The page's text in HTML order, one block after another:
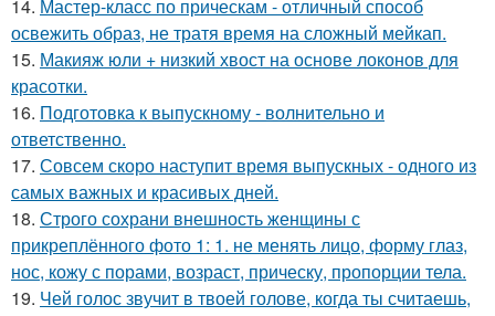
14. Мастер-класс по прическам - отличный способ
освежить образ, не тратя время на сложный мейкап.
15. Макияж юли + низкий хвост на основе локонов для
красотки.
16. Подготовка к выпускному - волнительно и
ответственно.
17. Совсем скоро наступит время выпускных - одного из
самых важных и красивых дней.
18. Строго сохрани внешность женщины с
прикреплённого фото 1: 1. не менять лицо, форму глаз,
нос, кожу с порами, возраст, прическу, пропорции тела.
19. Чей голос звучит в твоей голове, когда ты считаешь,